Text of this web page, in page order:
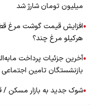
میلیون تومان شارژ شد
●افزایش قیمت گوشت مرغ
هرکیلو مرغ چند؟
●آخرین جزئیات پرداخت
بازنشستگان تامین اجتماعی
●شوک جدید به بازار مسکن /